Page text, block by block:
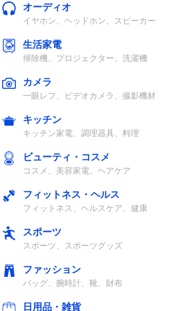
オーディオ
イヤホン、ヘッドホン、スピーカー
生活家電
掃除機、プロジェクター、洗濯機
カメラ
一眼レフ、ビデオカメラ、撮影機材
キッチン
キッチン家電、調理器具、料理
ビューティ・コスメ
コスメ、美容家電、ヘアケア
フィットネス・ヘルス
フィットネス、ヘルスケア、健康
スポーツ
スポーツ、スポーツグッズ
ファッション
バッグ、腕時計、靴、財布
日用品・雑貨